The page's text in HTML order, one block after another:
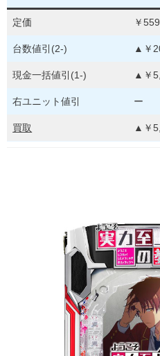
定価 ￥
台数値引(2-) ▲￥
現金一括値引(1-) ▲￥
右ユニット値引 ー
買取 ▲￥